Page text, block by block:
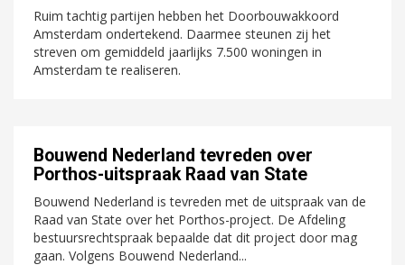
Ruim tachtig partijen hebben het Doorbouwakkoord
Amsterdam ondertekend. Daarmee steunen zij het
streven om gemiddeld jaarlijks 7.500 woningen in
Amsterdam te realiseren.
Bouwend Nederland tevreden over
Porthos-uitspraak Raad van State
Bouwend Nederland is tevreden met de uitspraak van de
Raad van State over het Porthos-project. De Afdeling
bestuursrechtspraak bepaalde dat dit project door mag
gaan. Volgens Bouwend Nederland...